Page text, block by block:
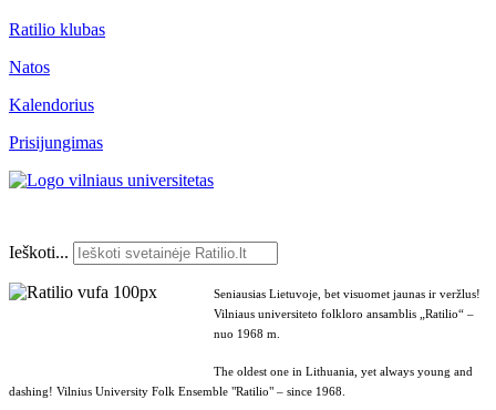
Ratilio klubas
Natos
Kalendorius
Prisijungimas
Ieškoti...
Seniausias Lietuvoje, bet visuomet jaunas ir veržlus!
Vilniaus universiteto folkloro ansamblis „Ratilio“ –
nuo 1968 m.
The oldest one in Lithuania, yet always young and
dashing! Vilnius University Folk Ensemble "Ratilio" – since 1968.